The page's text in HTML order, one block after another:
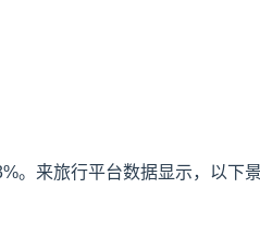
。来旅行平台数据显示，以下景